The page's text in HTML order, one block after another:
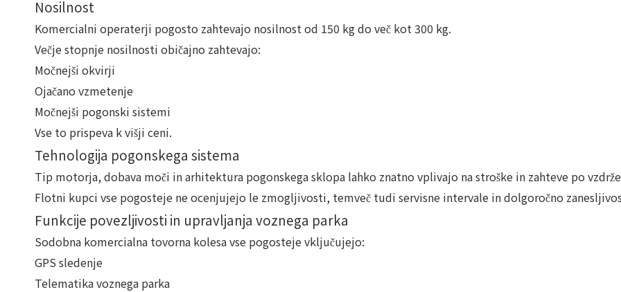
Nosilnost
Komercialni operaterji pogosto zahtevajo nosilnost od 150 kg do več kot 300 kg.
Večje stopnje nosilnosti običajno zahtevajo:
Močnejši okvirji
Ojačano vzmetenje
Močnejši pogonski sistemi
Vse to prispeva k višji ceni.
Tehnologija pogonskega sistema
Tip motorja, dobava moči in arhitektura pogonskega sklopa lahko znatno vplivajo na stroške in zahteve po
Flotni kupci vse pogosteje ne ocenjujejo le zmogljivosti, temveč tudi servisne intervale in dolgoročno
Funkcije povezljivosti in upravljanja voznega parka
Sodobna komercialna tovorna kolesa vse pogosteje vključujejo:
GPS sledenje
Telematika voznega parka